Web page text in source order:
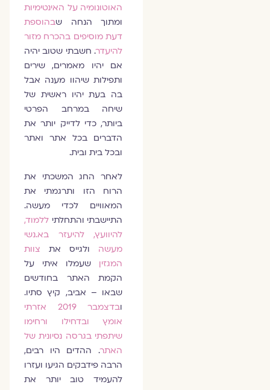
האוטונומיה על האינטימיות
ומתוך הנחה שבהוספת
דעת מוסיפים בהכרח מזור
להיעדר. חשבתי שטוב יהיה
אם יהיו מאמרים, שירים
ותפילות שיהוו מענה אבל
בה בעת יהיו ראשית של
שיחה במרחב הפרטי
ביותר, כדי לדייק יותר את
הדברים בכל אתר ואתר
ובכל בית ובית.
לאחר החג המשכתי את
הרוח הזו ותרגמתי את
המאוויים לכדי מעשה.
התיישבתי והתחלתיללמוד,
להיוועץ, להיעזר בא.נשי
מעשהולגייס את
צוות
המגזיןשעמלו איתי על
הקמת האתר בחודשים
שבאו – אביב, קיץ סתיו.
בדצמבר 2019 אזרתי
אומץ ובדחילו ורחימו
שיתפתי בגרסה נסיונית של
האתר. ההדים היו רבים,
הרבה פידבקים הגיעו ועזרו
להעמיד טוב יותר את